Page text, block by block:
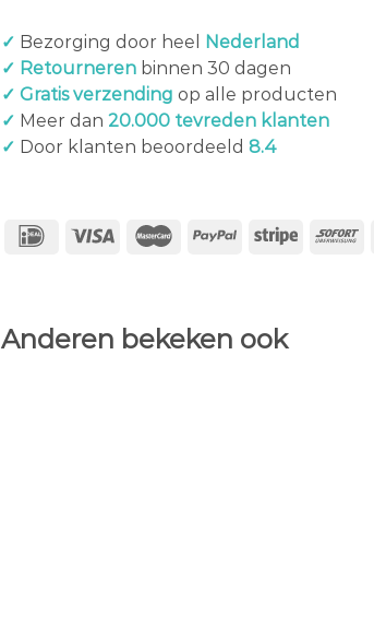
✓ Bezorging door heel
Nederland
✓ Retourneren binnen 30 dagen
✓ Gratis verzending op alle producten
✓ Meer dan 20.000 tevreden klanten
✓ Door klanten beoordeeld 8.4
Anderen bekeken ook